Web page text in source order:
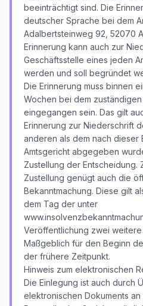
beeinträchtigt sind. Die
deutscher Sprache bei dem
Adalbertsteinweg 92, 52070
Erinnerung kann auch zur
Geschäftsstelle eines jeden
werden und soll begründet
Die Erinnerung muss binnen
Wochen bei dem
eingegangen sein. Das gilt
Erinnerung zur Niederschrift
anderen als dem nach dieser
Amtsgericht abgegeben
Zustellung der Entscheidung.
Zustellung genügt auch die
Bekanntmachung. Diese gilt
dem Tag der unter
Veröffentlichung zwei
Maßgeblich für den Beginn
der frühere Zeitpunkt.
Hinweis zum elektronischen
Die Einlegung ist auch durch
elektronischen Dokuments